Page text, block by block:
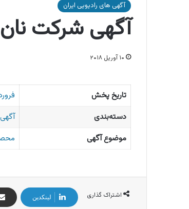
آگهی های رادیویی ایران
آگهی شرکت
۱۰ آوریل ۲۰۱۸
تاریخ پخش
دسته‌بندی
موضوع آگهی
اشتراک گذاری لینکدین